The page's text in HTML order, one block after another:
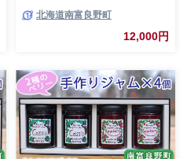
合せ ブルーベリー てんさい糖
酸味 甘味 香り 甘酸っぱい 美味
北海道南富良野町
12,000円